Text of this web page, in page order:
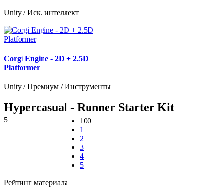
Unity / Иск. интеллект
Corgi Engine - 2D + 2.5D
Platformer
Unity / Премиум / Инструменты
Hypercasual - Runner Starter Kit
5
100
1
2
3
4
5
Рейтинг материала